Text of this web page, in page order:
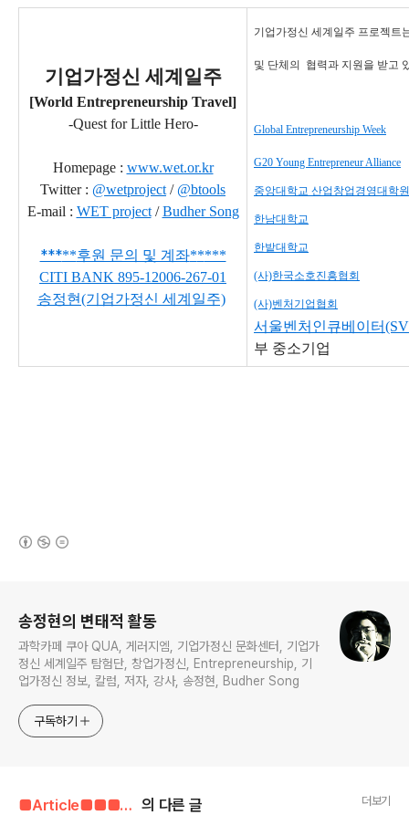
기업가정신 세계일주
[World Entrepreneurship Travel]
-Quest for Little Hero-
Homepage : www.wet.or.kr
Twitter : @wetproject / @btools
E-mail : WET project/Budher Song
*****후원 문의 및 계좌*****
CITI BANK 895-12006-267-01
송정현(기업가정신 세계일주)
기업가정신 세계일주 프로젝트
및 단체의 협력과 지원을 받고
Global Entrepreneurship Week
G20 Young Entrepreneur Alliance
중앙대학교 산업창업경영대학원
한남대학교
한밭대학교
(사)한국소호진흥협회
(사)벤처기업협회
서울벤처인큐베이터
부 중소기업
송정현의 변태적 활동
과학카페 쿠아 QUA, 게러지엠, 기업가정신 문화센터, 기업가
정신 세계일주 탐험단, 창업가정신, Entrepreneurship, 기
업가정신 정보, 칼럼, 저자, 강사, 송정현, Budher Song
구독하기
■Article■■■■■■/보도자료 의 다른 글 더보기